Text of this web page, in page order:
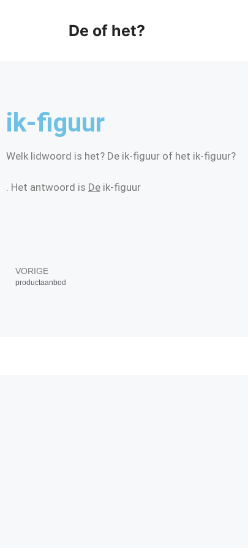
De of het?
ik-figuur
Welk lidwoord is het? De ik-figuur of het ik-figuur?
. Het antwoord is De ik-figuur
VORIGE
productaanbod